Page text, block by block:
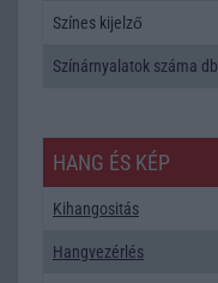
Színes kijelző
Színárnyalatok száma db
HANG ÉS KÉP
Kihangositás
Hangvezérlés